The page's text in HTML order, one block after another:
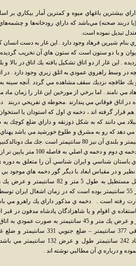
(1384 خورشيدي) صحنه داراي بيشترين باغهاي ميوه و کمترين آمار بيکاري
صحنه) مي‌‌باشد که داراي رودخانه‌ها و
تبديل نموده است.
شيرين فرهاد وجود دارد . اين غار به دست انسان
دارد . غار شامل يك ايوان و با دو ستون است كه ستون هاي آن تخريب
اين غار از دو اتاق تشكيل يافته يك اتاق در بالا و
وسط راهروي عمودي به اتلق زيري وجود دارد . در
طاقچه نزديك سقف مشاهده مي گردد .آنچه سينه به
نامند . اما برخي از مورخين اين غار را زمان ماد
در اتاق فوقاني مي پندارند .محوطه ي تفريحي دربند
قرار گرفته اند ، دخمه ي اول كه استودان يا
و بلندي سقف 170 سانتيمتر مي باشد دهانه مدخل 121 سانتيمتر و بلندي آن نيز 80 سانتيمتر
1813 م .اولين اروپايي است كه از اين اثر در كتاب خود نام دخمه ي دوم و
كتابهاي باستان شناسي و ايران شناسي آن را متعلق به
كم نظير و در مقياس ابعاد با ديگر گور دخمه هاي موجود
سانتيمتر مي باشد . داراي دو ستون به طول 6 متر و قطر 55 سانتيمتر بوده است كه در زمان اشغال
رفته است . دخمه ي مذكور داراي يك راهرو مي
ي اقوام و يا شاهزادگان پادشاه مدفون در
باشند بعد از عبور از راهرو به طول يك متر و نود سانتيمتر و عرض يك متر و 45 سانتيمتر به
سانتيمتر مي باشد و داراي سكويي بزرگ و قبري به ابعاد 242 سانتيمتر
و درباره ي آن مطالبي نوشته اند .